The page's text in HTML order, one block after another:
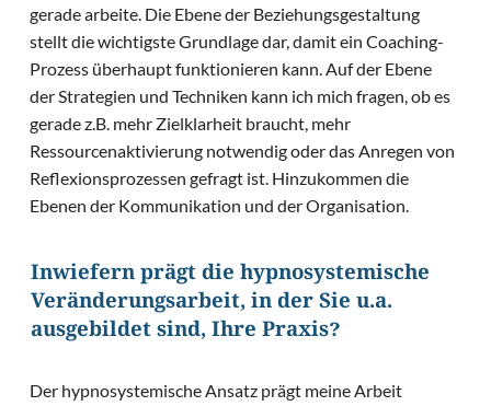
gerade arbeite. Die Ebene der Beziehungsgestaltung
stellt die wichtigste Grundlage dar, damit ein Coaching-
Prozess überhaupt funktionieren kann. Auf der Ebene
der Strategien und Techniken kann ich mich fragen, ob es
gerade z.B. mehr Zielklarheit braucht, mehr
Ressourcenaktivierung notwendig oder das Anregen von
Reflexionsprozessen gefragt ist. Hinzukommen die
Ebenen der Kommunikation und der Organisation.
Inwiefern prägt die hypnosystemische
Veränderungsarbeit, in der Sie u.a.
ausgebildet sind, Ihre Praxis?
Der hypnosystemische Ansatz prägt meine Arbeit